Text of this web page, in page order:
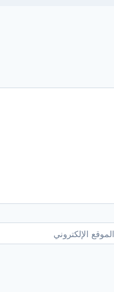
الموقع الإلكتروني